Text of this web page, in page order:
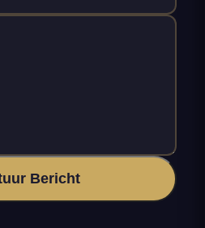
Bericht